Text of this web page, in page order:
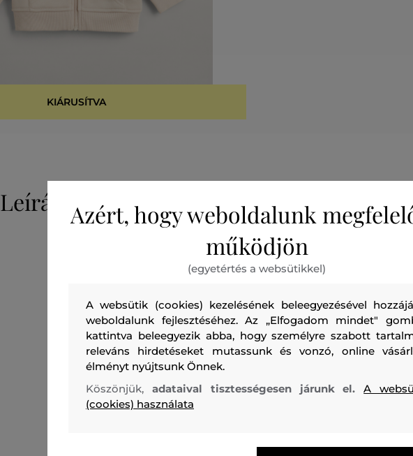
KIÁRUSÍTVA
Leírás
Kapucnis gyermek melegítő felső, amely cipzáras
és praktikus, bordázott szegélyekkel van ellátva a
mellkason hímzett, ikonikus Gant logóval és két oldalsó
magas arányban tartalmaz organikus pamutszálat, amely
puhaságával és egyedülálló légáteresztő képességével
kellemesen melegen tart. A prémium minőségű jersey
és azt, hogy kisbabája elégedett lesz a darab viselése
szabadidős szett érhető el, ha egy azonos stílusú melegítő
kombinálja.
Azért, hogy weboldalunk
működjön
(egyetértés a websütikkel)
A websütik (cookies) kezelésének beleegyezésével
weboldalunk fejlesztéséhez. Az „Elfogadom mindet"
kattintva beleegyezik abba, hogy személyre szabott
releváns hirdetéseket mutassunk és vonzó, online
élményt nyújtsunk Önnek.
Köszönjük, adataival tisztességesen járunk el.A
(cookies) használata